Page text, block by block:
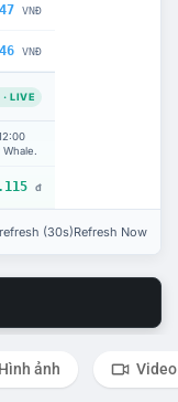
VNĐ
VNĐ
· LIVE
đ
(30s)Refresh Now
Hình ảnh Video